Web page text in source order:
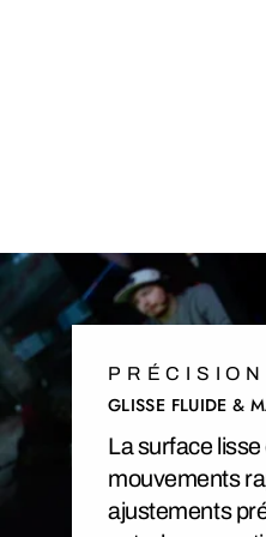
GLISSE FLUIDE &
La surface
mouvements
ajustements